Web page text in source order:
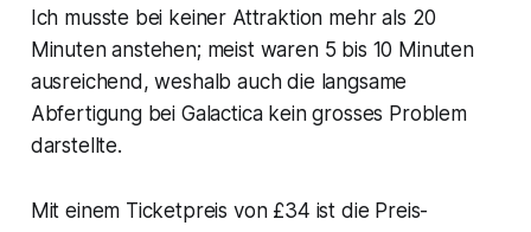
Ich musste bei keiner Attraktion mehr als 20
Minuten anstehen; meist waren 5 bis 10 Minuten
ausreichend, weshalb auch die langsame
Abfertigung bei Galactica kein grosses Problem
darstellte.
Mit einem Ticketpreis von £34 ist die Preis-